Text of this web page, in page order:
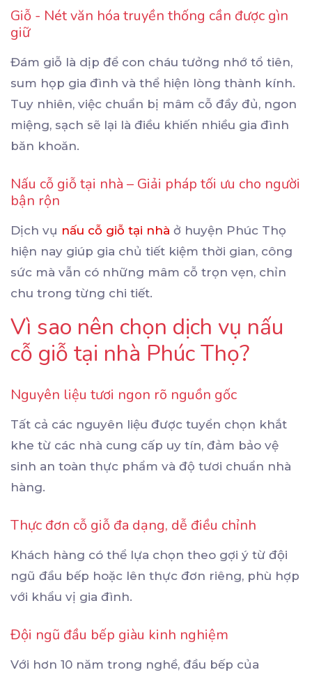
Giỗ - Nét văn hóa truyền thống cần được gìn
giữ
Đám giỗ là dịp để con cháu tưởng nhớ tổ tiên,
sum họp gia đình và thể hiện lòng thành kính.
Tuy nhiên, việc chuẩn bị mâm cỗ đầy đủ, ngon
miệng, sạch sẽ lại là điều khiến nhiều gia đình
băn khoăn.
Nấu cỗ giỗ tại nhà – Giải pháp tối ưu cho người
bận rộn
Dịch vụ nấu cỗ giỗ tại nhà ở huyện Phúc Thọ
hiện nay giúp gia chủ tiết kiệm thời gian, công
sức mà vẫn có những mâm cỗ trọn vẹn, chỉn
chu trong từng chi tiết.
Vì sao nên chọn dịch vụ nấu
cỗ giỗ tại nhà Phúc Thọ?
Nguyên liệu tươi ngon rõ nguồn gốc
Tất cả các nguyên liệu được tuyển chọn khắt
khe từ các nhà cung cấp uy tín, đảm bảo vệ
sinh an toàn thực phẩm và độ tươi chuẩn nhà
hàng.
Thực đơn cỗ giỗ đa dạng, dễ điều chỉnh
Khách hàng có thể lựa chọn theo gợi ý từ đội
ngũ đầu bếp hoặc lên thực đơn riêng, phù hợp
với khẩu vị gia đình.
Đội ngũ đầu bếp giàu kinh nghiệm
Với hơn 10 năm trong nghề, đầu bếp của